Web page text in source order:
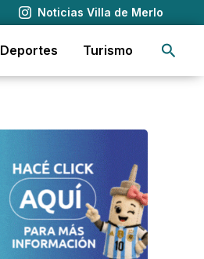
Noticias Villa de Merlo
Deportes Turismo